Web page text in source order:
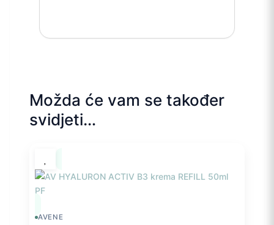
Možda će vam se također
svidjeti…
AVENE